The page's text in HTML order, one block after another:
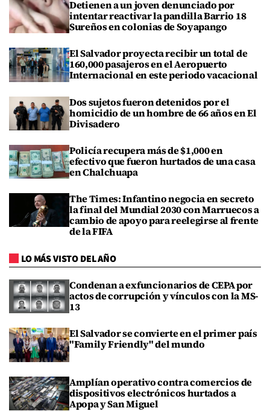
Detienen a un joven denunciado por
intentar reactivar la pandilla Barrio 18
Sureños en colonias de Soyapango
El Salvador proyecta recibir un total de
160,000 pasajeros en el Aeropuerto
Internacional en este periodo vacacional
Dos sujetos fueron detenidos por el
homicidio de un hombre de 66 años en El
Divisadero
Policía recupera más de $1,000 en
efectivo que fueron hurtados de una casa
en Chalchuapa
The Times: Infantino negocia en secreto
la final del Mundial 2030 con Marruecos a
cambio de apoyo para reelegirse al frente
de la FIFA
LO MÁS VISTO DEL AÑO
Condenan a exfuncionarios de CEPA por
actos de corrupción y vínculos con la MS-
13
El Salvador se convierte en el primer país
"Family Friendly" del mundo
Amplían operativo contra comercios de
dispositivos electrónicos hurtados a
Apopa y San Miguel